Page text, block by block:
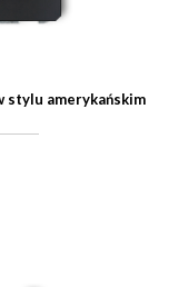
stylu amerykańskim